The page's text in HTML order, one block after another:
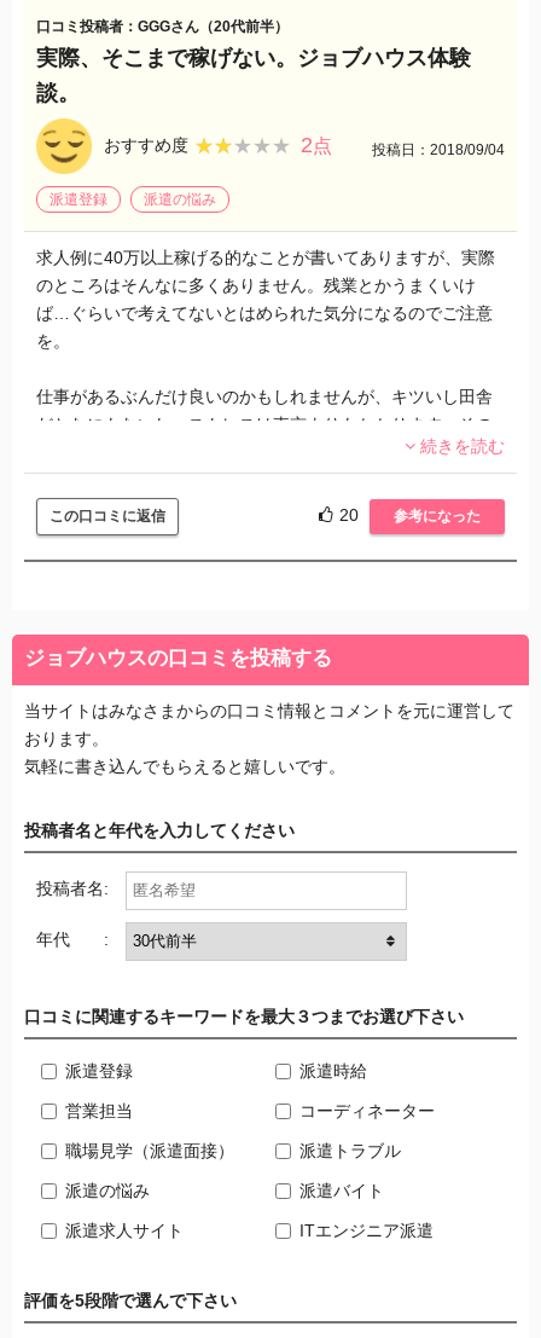
上げるためにスピードを求められ必死な感じでした。
やる気のない人はすぐ帰らされたりずっと立ちっぱなしと
か、社員さんから冷たい態度を受けたりとか、給料も少なく
数をこなさないといけないのはかなりキツイです。
私が働きに出た現場は、結構ブラックの会社が多かったので
どうしてもお金に困っている以外はあまり行かなかったで
す。現場に行く前に見学できたり情報が見れたらもっといい
ので、派遣会社など経由して働くほうがマシかもしれませ
ん。
口コミ投稿者：GGGさん（20代前半）
実際、そこまで稼げない。ジョブハウス体験
談。
おすすめ度 ★★★★★
★★★★★ 2点 投稿日：2018/09/04
派遣登録 派遣の悩み
求人例に40万以上稼げる的なことが書いてありますが、実際
のところはそんなに多くありません。残業とかうまくいけ
ば…ぐらいで考えてないとはめられた気分になるのでご注意
を。
仕事があるぶんだけ良いのかもしれませんが、キツいし田舎
だとなにもないし、ストレスは東京よりもかかります。その
辺もしっかり考えるべきだと。あと、自分はそんなことない
ですが、仕事できない物静かなタイプはいじめひどいです。
これはどこの現場でも同じようなのかもせれません。ただ、
物事をはっきり言うタイプはいじめられません。
いうかデメリット多い。
しっかり考えてからエントリーする方がいいでしょう！まぁ
都心じゃ仕事が決まらない人で切羽詰まっているならすぐに
採用決まるしいいかもせれません。
続きを読む
この口コミに返信 20 参考になった
ジョブハウスの口コミを投稿する
当サイトはみなさまからの口コミ情報とコメントを元に運営して
おります。
気軽に書き込んでもらえると嬉しいです。
投稿者名と年代を入力してください
投稿者名:
年代 :
口コミに関連するキーワードを最大３つまでお選び下さい
派遣登録 派遣時給
営業担当 コーディネーター
職場見学（派遣面接） 派遣トラブル
派遣の悩み 派遣バイト
派遣求人サイト ITエンジニア派遣
評価を5段階で選んで下さい